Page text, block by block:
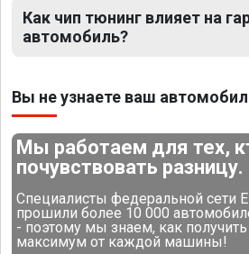
Как чип тюнинг влияет на
автомобиль?
Вы не узнаете ваш
Мы работаем для тех,
почувствовать разницу.
Специалисты федеральной сети
прошили более 10 000
- поэтому мы знаем, как
максимум от каждой машины!